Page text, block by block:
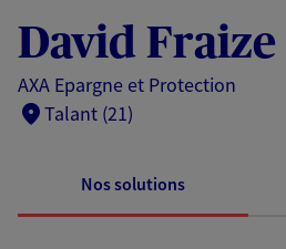
David Fraize
AXA Epargne et Protection
Talant (21)
Nos solutions